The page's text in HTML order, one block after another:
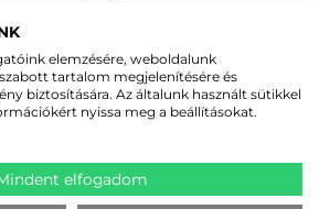
QuickScan QBT2131
eszközökkel?
Android és iOS operációs rendszert
Bluetooth-HID profilon keresztül
akkor is, ha nincs kapcsolat
elemzésére, weboldalunk
tartalom megjelenítésére és
biztosítására. Az általunk használt sütikkel
nyissa meg a beállításokat.
elfogadom